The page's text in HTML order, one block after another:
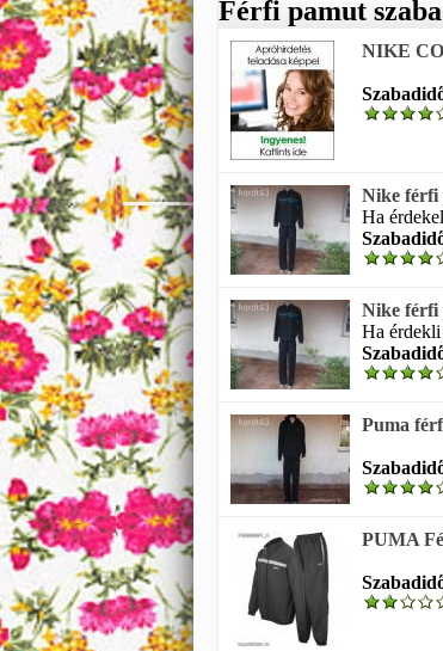
Férfi pamut
NIKE
Nike férfi
Ha
Nike férfi
Ha érdekli
Puma
PUMA